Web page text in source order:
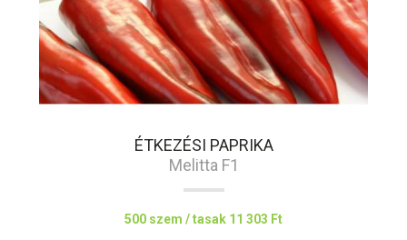
ÉTKEZÉSI PAPRIKA
Melitta F1
500 szem / tasak 11 303 Ft